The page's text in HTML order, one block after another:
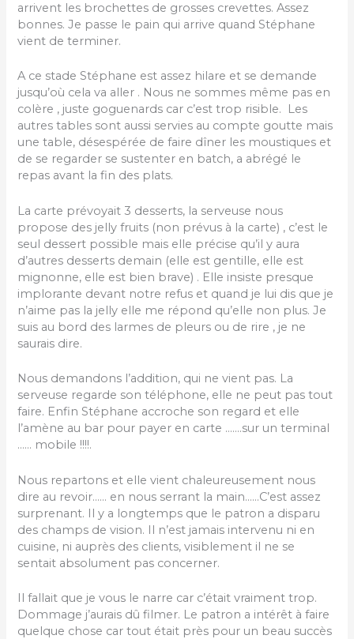
arrivent les brochettes de grosses crevettes. Assez
bonnes. Je passe le pain qui arrive quand Stéphane
vient de terminer.
A ce stade Stéphane est assez hilare et se demande
jusqu’où cela va aller . Nous ne sommes même pas en
colère , juste goguenards car c’est trop risible. Les
autres tables sont aussi servies au compte goutte mais
une table, désespérée de faire dîner les moustiques et
de se regarder se sustenter en batch, a abrégé le
repas avant la fin des plats.
La carte prévoyait 3 desserts, la serveuse nous
propose des jelly fruits (non prévus à la carte) , c’est le
seul dessert possible mais elle précise qu’il y aura
d’autres desserts demain (elle est gentille, elle est
mignonne, elle est bien brave) . Elle insiste presque
implorante devant notre refus et quand je lui dis que je
n’aime pas la jelly elle me répond qu’elle non plus. Je
suis au bord des larmes de pleurs ou de rire , je ne
saurais dire.
Nous demandons l’addition, qui ne vient pas. La
serveuse regarde son téléphone, elle ne peut pas tout
faire. Enfin Stéphane accroche son regard et elle
l’amène au bar pour payer en carte …….sur un terminal
…… mobile !!!!.
Nous repartons et elle vient chaleureusement nous
dire au revoir…… en nous serrant la main……C’est assez
surprenant. Il y a longtemps que le patron a disparu
des champs de vision. Il n’est jamais intervenu ni en
cuisine, ni auprès des clients, visiblement il ne se
sentait absolument pas concerner.
Il fallait que je vous le narre car c’était vraiment trop.
Dommage j’aurais dû filmer. Le patron a intérêt à faire
quelque chose car tout était près pour un beau succès